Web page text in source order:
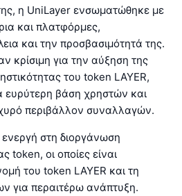
η UniLayer ενσωματώθηκε με
και πλατφόρμες,
και την προσβασιμότητά της.
κρίσιμη για την αύξηση της
του token LAYER,
ευρύτερη βάση χρηστών και
περιβάλλον συναλλαγών.
στη διοργάνωση
token, οι οποίες είναι
του token LAYER και τη
για περαιτέρω ανάπτυξη.